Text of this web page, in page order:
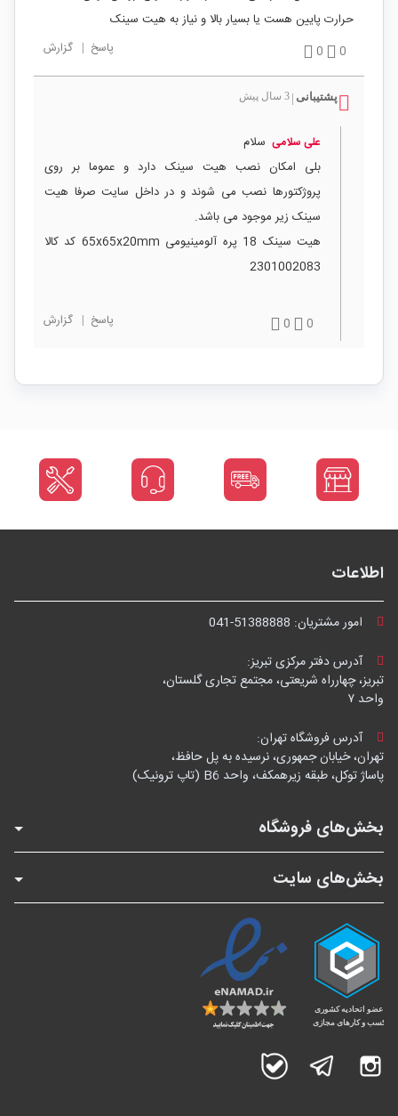
حرارت پایین هست یا بسیار بالا و نیاز به هیت سینک
0
0 پاسخ | گزارش
پشتیبانی 3 سال پیش
علی سلامی سلام
بلی امکان نصب هیت سینک دارد و عموما بر روی
پروژکتورها نصب می شوند و در داخل سایت صرفا هیت
سینک زیر موجود می باشد.
هیت سینک 18 پره آلومینیومی 65x65x20mm کد کالا
2301002083
0
0 پاسخ | گزارش
اطلاعات
امور مشتریان: 041-51388888
آدرس دفتر مرکزی تبریز:
تبریز، چهارراه شریعتی، مجتمع تجاری گلستان،
واحد ۷
آدرس فروشگاه تهران:
تهران، خیابان جمهوری، نرسیده به پل حافظ،
پاساژ توکل، طبقه زیرهمکف، واحد B6 (تاپ ترونیک)
بخش‌های فروشگاه
بخش‌های سایت
اینستاگرام تلگرام